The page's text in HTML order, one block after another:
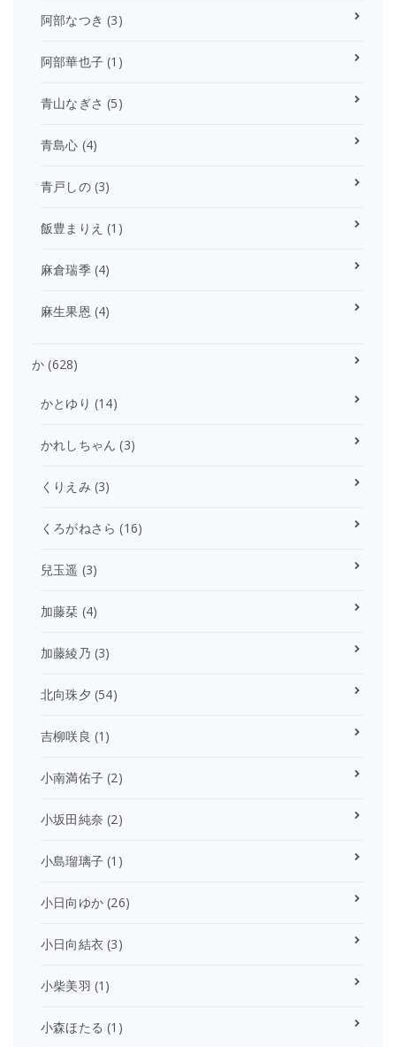
阿部なつき (3)
阿部華也子 (1)
青山なぎさ (5)
青島心 (4)
青戸しの(3)
飯豊まりえ (1)
麻倉瑞季(4)
麻生果恩 (4)
か (628)
かとゆり (14)
かれしちゃん (3)
くりえみ (3)
くろがねさら (16)
兒玉遥 (3)
加藤栞 (4)
加藤綾乃 (3)
北向珠夕 (54)
吉柳咲良 (1)
小南満佑子 (2)
小坂田純奈 (2)
小島瑠璃子 (1)
小日向ゆか (26)
小日向結衣 (3)
小柴美羽 (1)
小森ほたる (1)